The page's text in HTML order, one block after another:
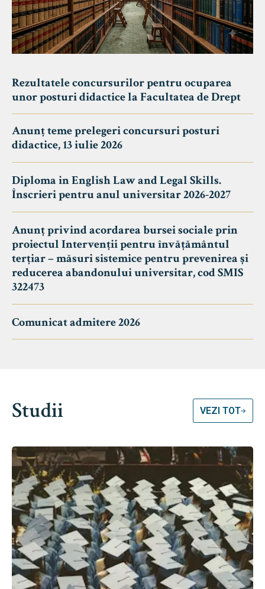
Rezultatele concursurilor pentru ocuparea
unor posturi didactice la Facultatea de Drept
Anunț teme prelegeri concursuri posturi
didactice, 13 iulie 2026
Diploma in English Law and Legal Skills.
Înscrieri pentru anul universitar 2026-2027
Anunț privind acordarea bursei sociale prin
proiectul Intervenții pentru învățământul
terțiar – măsuri sistemice pentru prevenirea și
reducerea abandonului universitar, cod SMIS
322473
Comunicat admitere 2026
Studii VEZI TOT